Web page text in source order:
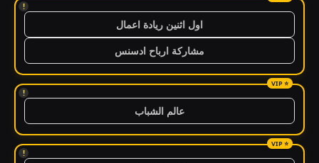
!
اول اثنين ريادة اعمال
مشاركة ارباح ادسنس
!
عالم الشباب
!